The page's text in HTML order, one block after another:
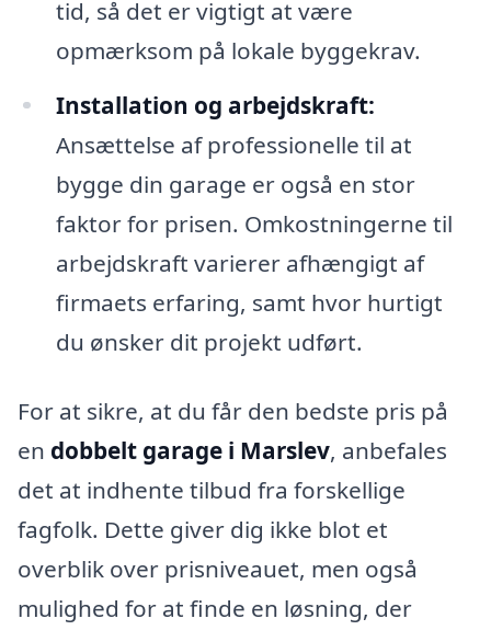
tid, så det er vigtigt at være
opmærksom på lokale byggekrav.
Installation og arbejdskraft:
Ansættelse af professionelle til at
bygge din garage er også en stor
faktor for prisen. Omkostningerne til
arbejdskraft varierer afhængigt af
firmaets erfaring, samt hvor hurtigt
du ønsker dit projekt udført.
For at sikre, at du får den bedste pris på
en dobbelt garage i Marslev, anbefales
det at indhente tilbud fra forskellige
fagfolk. Dette giver dig ikke blot et
overblik over prisniveauet, men også
mulighed for at finde en løsning, der